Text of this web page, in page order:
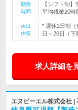
勤務
時間
【シフト制
平均残業20
休日
休暇
* 週休2日制
日～20日（下
求人詳細を
エヌビーエル株式会社 |